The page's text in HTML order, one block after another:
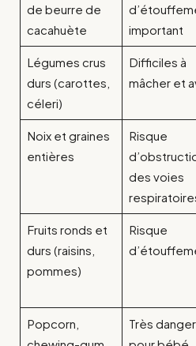
de beurre de
cacahuète
important
Légumes crus
durs (carottes,
céleri)
Difficiles à
mâcher et
Noix et graines
entières
Risque
des voies
Fruits ronds et
durs (raisins,
pommes)
Risque
Popcorn,
Très